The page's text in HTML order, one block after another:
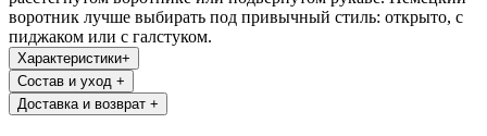
воротник лучше выбирать под привычный стиль: открыто, с
пиджаком или с галстуком.
Характеристики+
Состав и уход +
Доставка и возврат +